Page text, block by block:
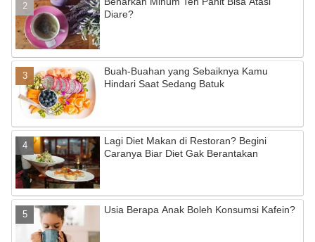
k
C
h
a
n
n
el
Diare?
Buah-Buahan yang Sebaiknya Kamu
Hindari Saat Sedang Batuk
Lagi Diet Makan di Restoran? Begini
Caranya Biar Diet Gak Berantakan
Usia Berapa Anak Boleh Konsumsi Kafein?